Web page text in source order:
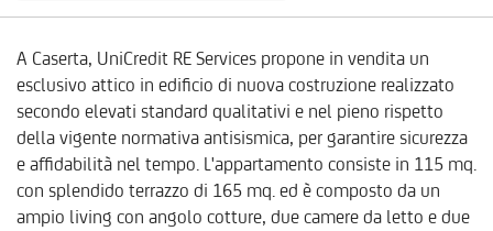
A Caserta, UniCredit RE Services propone in vendita un
esclusivo attico in edificio di nuova costruzione realizzato
secondo elevati standard qualitativi e nel pieno rispetto
della vigente normativa antisismica, per garantire sicurezza
e affidabilità nel tempo. L'appartamento consiste in 115 mq.
con splendido terrazzo di 165 mq. ed è composto da un
ampio living con angolo cotture, due camere da letto e due